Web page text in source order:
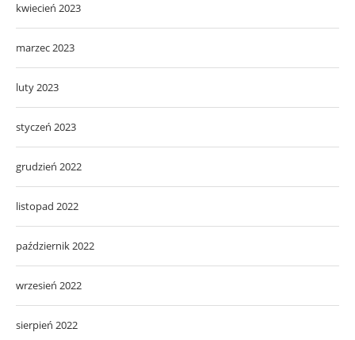
kwiecień 2023
marzec 2023
luty 2023
styczeń 2023
grudzień 2022
listopad 2022
październik 2022
wrzesień 2022
sierpień 2022